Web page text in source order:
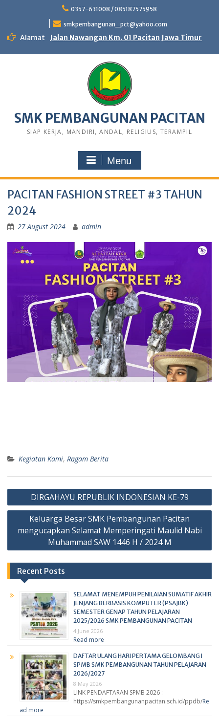
0357-631008 / 085187575958
smkpembangunan_pct@yahoo.com
Alamat Jalan Nawangan Km. 01 Pacitan Jawa Timur
SMK PEMBANGUNAN PACITAN
SIAP KERJA, MANDIRI, ANDAL, RELIGIUS, TERAMPIL
Menu
PACITAN FASHION STREET #3 TAHUN
2024
27 August 2024 admin
Kegiatan Kami, Ragam Berita
DIRGAHAYU REPUBLIK INDONESIAN KE-79
Keluarga Besar SMK Pembangunan Pacitan
mengucapkan Selamat Memperingati Maulid Nabi
Muhammad SAW 1446 H / 2024 M
Recent Posts
SELAMAT MENEMPUH PENILAIAN SUMATIF AKHIR
JENJANG BERBASIS KOMPUTER (PSAJBK)
SEMESTER GENAP TAHUN PELAJARAN
2025/2026 SMK PEMBANGUNAN PACITAN
4 June 2026
Read more
DAFTAR ULANG HARI PERTAMA GELOMBANG I
SPMB SMK PEMBANGUNAN TAHUN PELAJARAN
2026/2027
8 May 2026
LINK PENDAFTARAN SPMB 2026 :
https://smkpembangunanpacitan.sch.id/ppdb/Re
ad more